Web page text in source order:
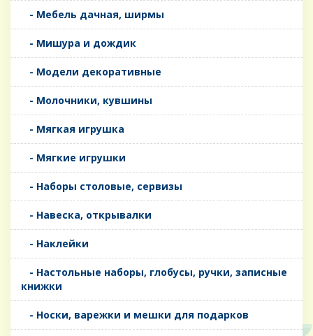
- Мебель дачная, ширмы
- Мишура и дождик
- Модели декоративные
- Молочники, кувшины
- Мягкая игрушка
- Мягкие игрушки
- Наборы столовые, сервизы
- Навеска, открывалки
- Наклейки
- Настольные наборы, глобусы, ручки, записные
книжки
- Носки, варежки и мешки для подарков